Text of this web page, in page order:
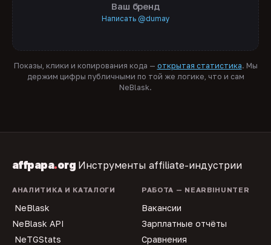
Ваш бренд
Написать @dumay
Показы, клики и копирования кода — открытая статистика. Мы
держим цифры публичными по той же логике, что и сам
NeBlask.
affpapa.org Инструменты affiliate-индустрии
АНАЛИТИКА И КАТАЛОГИ
NeBlask
NeBlask API
NeTGStats
РАБОТА — NEARBIHUNTER
Вакансии
Зарплатные отчёты
Сравнения